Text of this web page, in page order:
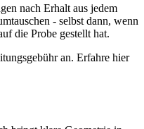
nach Erhalt aus jedem
- selbst dann, wenn
die Probe gestellt hat.
an. Erfahre hier